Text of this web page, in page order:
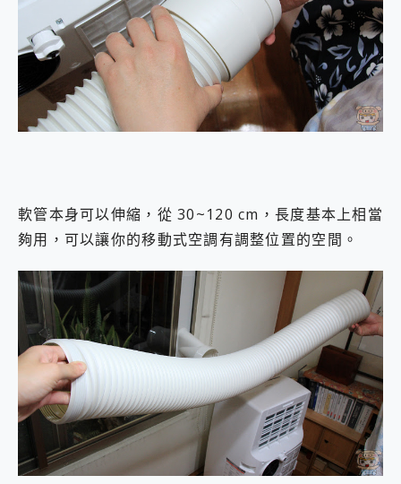
軟管本身可以伸縮，從 30~120 cm，長度基本上相當
夠用，可以讓你的移動式空調有調整位置的空間。